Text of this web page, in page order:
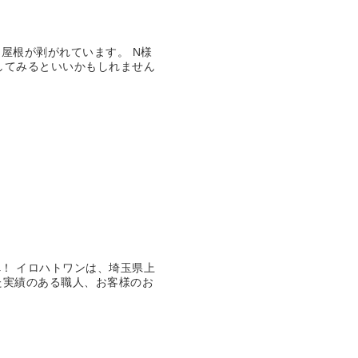
根が剥がれています。 N様
みるといいかもしれません
イロハトワンは、埼玉県上
績のある職人、お客様のお